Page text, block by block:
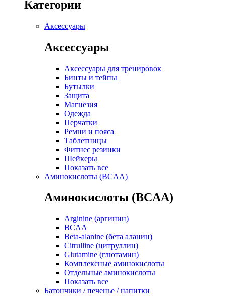
Категории
Аксессуары
Аксессуары
Аксессуары для тренировок
Бинты и тейпы
Бутылки
Защита
Магнезия
Одежда
Перчатки
Ремни и пояса
Таблетницы
Фитнес резинки
Шейкеры
Показать все
Аминокислоты (BCAA)
Аминокислоты (BCAA)
Arginine (аргинин)
BCAA
Beta-alanine (бета аланин)
Citrulline (цитруллин)
Glutamine (глютамин)
Комплексные аминокислоты
Отдельные аминокислоты
Показать все
Батончики / печенье / напитки